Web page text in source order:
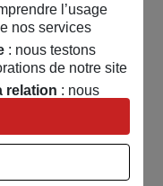
l’usage
nos services
: nous testons
de notre site
relation : nous
adapter nos
offres
utilisons avec
pour afficher des